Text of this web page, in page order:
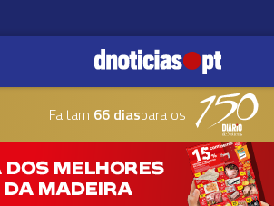
Faltam 66 diaspara os